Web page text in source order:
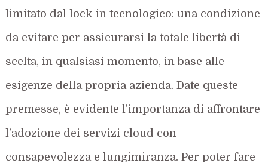
limitato dal lock-in tecnologico: una condizione
da evitare per assicurarsi la totale libertà di
scelta, in qualsiasi momento, in base alle
esigenze della propria azienda. Date queste
premesse, è evidente l’importanza di affrontare
l’adozione dei servizi cloud con
consapevolezza e lungimiranza. Per poter fare